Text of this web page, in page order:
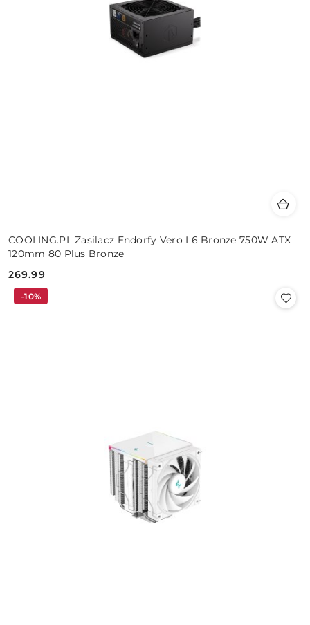
COOLING.PL Zasilacz Endorfy Vero L6 Bronze 750W ATX
120mm 80 Plus Bronze
Cena:
269.99
-10%